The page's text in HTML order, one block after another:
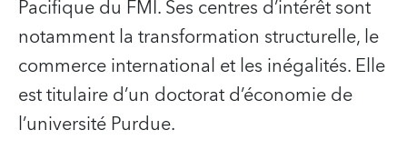
Pacifique du FMI. Ses centres d’intérêt sont
notamment la transformation structurelle, le
commerce international et les inégalités. Elle
est titulaire d’un doctorat d’économie de
l’université Purdue.